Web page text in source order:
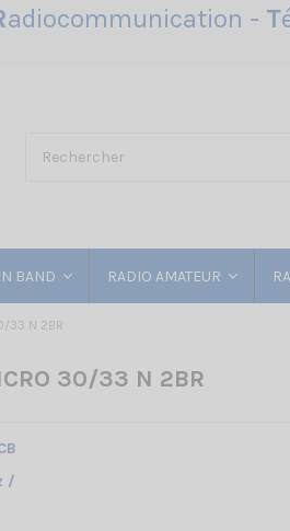
adiocommunication - T
BAND RADIO AMATEUR
33 N 2BR
30/33 N 2BR
/